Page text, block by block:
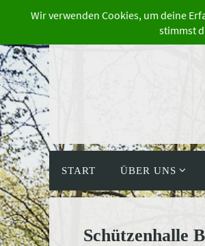
Zum
Inhalt
springen
START ÜBER UNS
Schützenhalle